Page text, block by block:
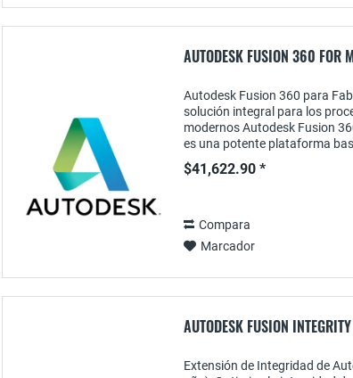
AUTODESK FUSION 360 FOR
Autodesk Fusion 360 para
solución integral para los
modernos Autodesk Fusion
es una potente plataforma
diseñada específicamente
$41,622.90 *
Compara
Marcador
AUTODESK FUSION
Extensión de Integridad de